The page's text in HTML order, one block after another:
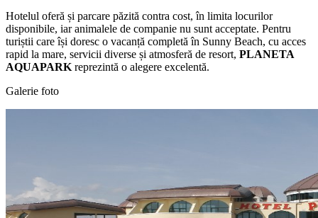
Hotelul oferă și parcare păzită contra cost, în limita locurilor
disponibile, iar animalele de companie nu sunt acceptate. Pentru
turiștii care își doresc o vacanță completă în Sunny Beach, cu acces
rapid la mare, servicii diverse și atmosferă de resort, PLANETA
AQUAPARK reprezintă o alegere excelentă.
Galerie foto